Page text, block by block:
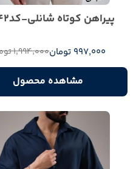
پیراهن کوتاه شانلی-کد4942
997,000 تومان 1,994,000 تومان
مشاهده محصول